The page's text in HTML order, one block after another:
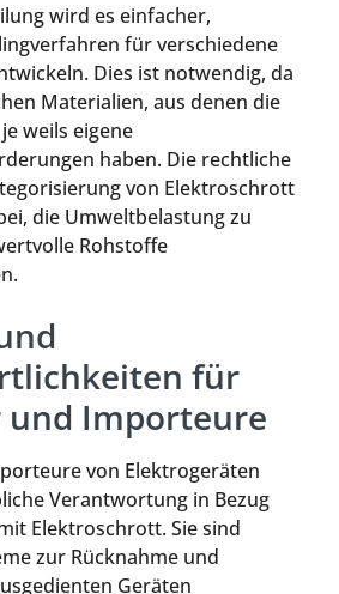
wird es einfacher,
für verschiedene
Dies ist notwendig, da
Materialien, aus denen die
weils eigene
haben. Die rechtliche
von Elektroschrott
die Umweltbelastung zu
Rohstoffe
für
und Importeure
von Elektrogeräten
Verantwortung in Bezug
Elektroschrott. Sie sind
zur Rücknahme und
Geräten